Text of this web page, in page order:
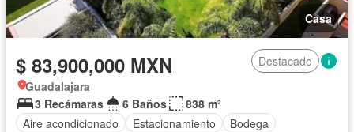
Casa
$ 83,900,000 MXN
Destacado
Guadalajara
3 Recámaras
6 Baños
838 m²
Aire acondicionado
Estacionamiento
Bodega